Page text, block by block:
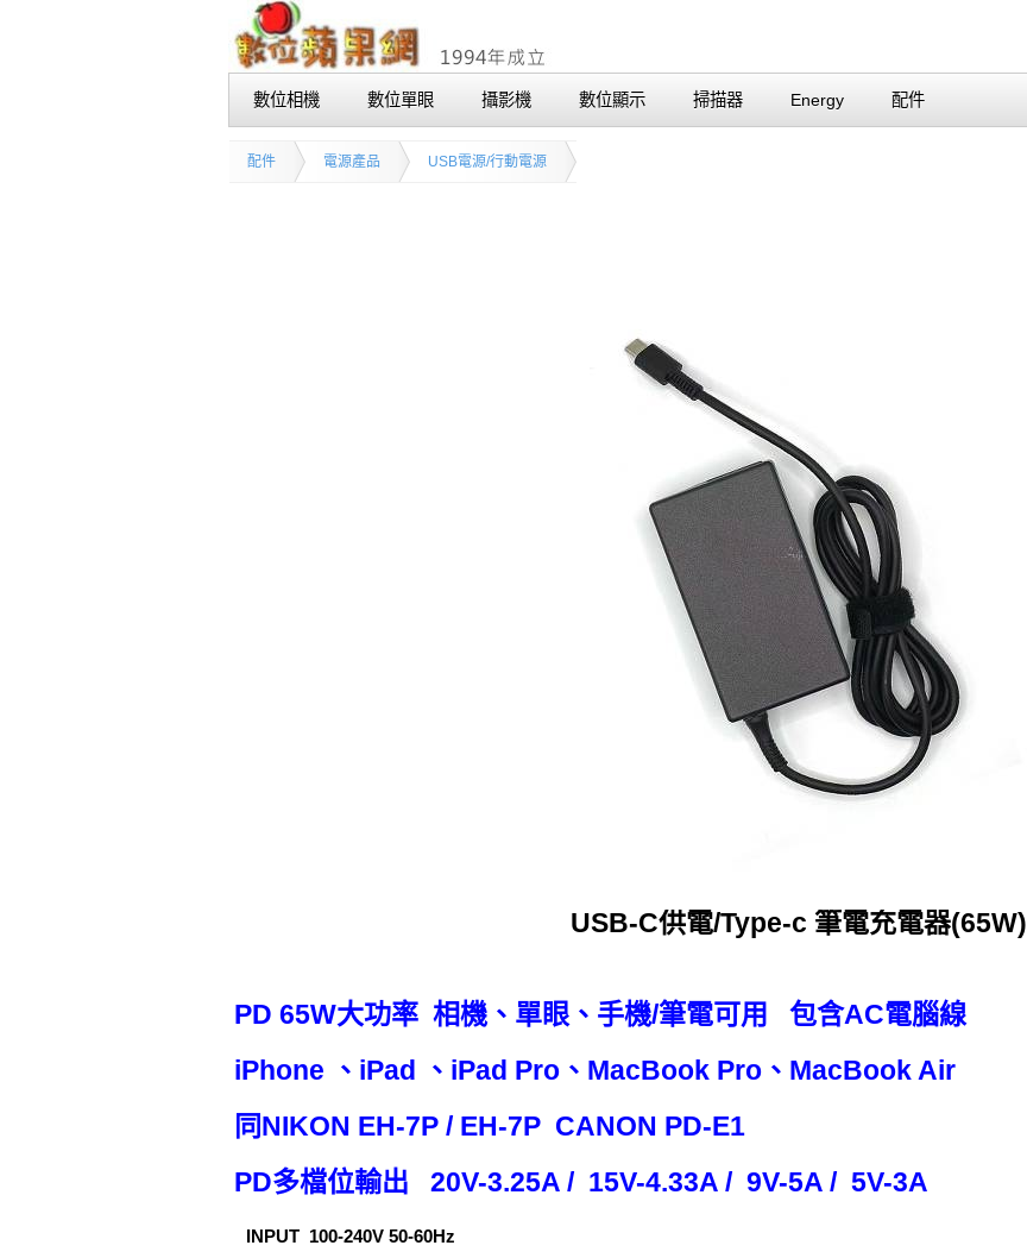
數位相機 數位單眼 攝影機 數位顯示 掃描器 Energy 配件
配件 電源產品 USB電源/行動電源
USB-C供電/Type-c 筆電充電器(65W)
PD 65W大功率 相機、單眼、手機/筆電可用 包含AC電腦線
iPhone 、iPad 、iPad Pro、MacBook Pro、MacBook Air
同NIKON EH-7P / EH-7P CANON PD-E1
PD多檔位輸出 20V-3.25A / 15V-4.33A / 9V-5A / 5V-3A
INPUT 100-240V 50-60Hz